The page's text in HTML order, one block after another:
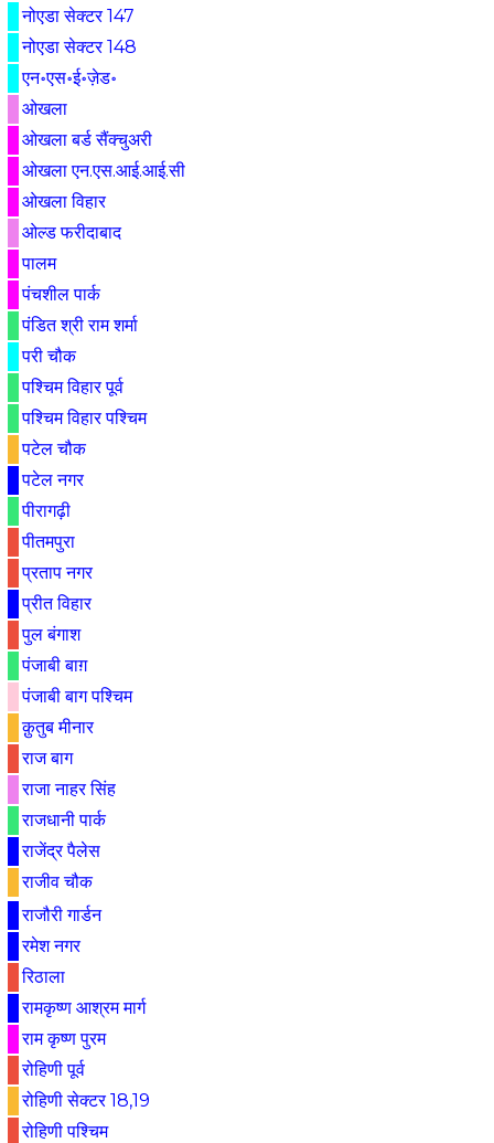
नोएडा सेक्टर 147
नोएडा सेक्टर 148
एन॰एस॰ई॰ज़ेड॰
ओखला
ओखला बर्ड सैंक्चुअरी
ओखला एन.एस.आई.आई.सी
ओखला विहार
ओल्ड फरीदाबाद
पालम
पंचशील पार्क
पंडित श्री राम शर्मा
परी चौक
पश्चिम विहार पूर्व
पश्चिम विहार पश्चिम
पटेल चौक
पटेल नगर
पीरागढ़ी
पीतमपुरा
प्रताप नगर
प्रीत विहार
पुल बंगाश
पंजाबी बाग़
पंजाबी बाग पश्चिम
क़ुतुब मीनार
राज बाग
राजा नाहर सिंह
राजधानी पार्क
राजेंद्र पैलेस
राजीव चौक
राजौरी गार्डन
रमेश नगर
रिठाला
रामकृष्ण आश्रम मार्ग
राम कृष्ण पुरम
रोहिणी पूर्व
रोहिणी सेक्टर 18,19
रोहिणी पश्चिम